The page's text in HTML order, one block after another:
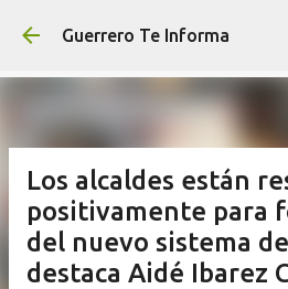
Ir al contenido
Guerrero Te Informa
Los alcaldes están
positivamente para
del nuevo sistema
destaca Aidé Ibarez